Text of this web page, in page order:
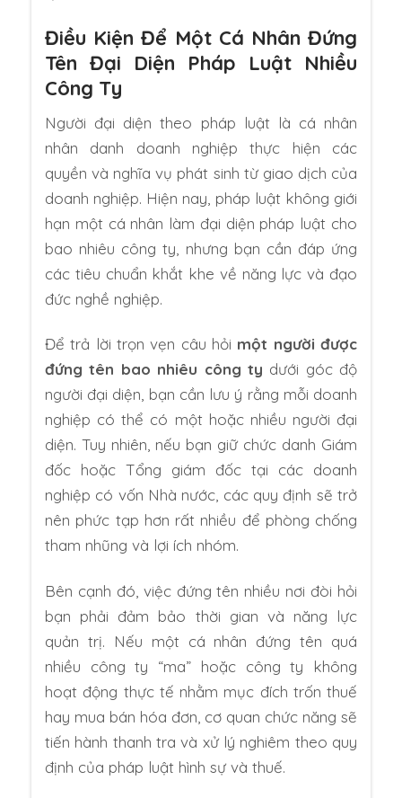
Điều Kiện Để Một Cá Nhân Đứng
Tên Đại Diện Pháp Luật Nhiều
Công Ty
Người đại diện theo pháp luật là cá nhân
nhân danh doanh nghiệp thực hiện các
quyền và nghĩa vụ phát sinh từ giao dịch của
doanh nghiệp. Hiện nay, pháp luật không giới
hạn một cá nhân làm đại diện pháp luật cho
bao nhiêu công ty, nhưng bạn cần đáp ứng
các tiêu chuẩn khắt khe về năng lực và đạo
đức nghề nghiệp.
Để trả lời trọn vẹn câu hỏi một người được
đứng tên bao nhiêu công ty dưới góc độ
người đại diện, bạn cần lưu ý rằng mỗi doanh
nghiệp có thể có một hoặc nhiều người đại
diện. Tuy nhiên, nếu bạn giữ chức danh Giám
đốc hoặc Tổng giám đốc tại các doanh
nghiệp có vốn Nhà nước, các quy định sẽ trở
nên phức tạp hơn rất nhiều để phòng chống
tham nhũng và lợi ích nhóm.
Bên cạnh đó, việc đứng tên nhiều nơi đòi hỏi
bạn phải đảm bảo thời gian và năng lực
quản trị. Nếu một cá nhân đứng tên quá
nhiều công ty “ma” hoặc công ty không
hoạt động thực tế nhằm mục đích trốn thuế
hay mua bán hóa đơn, cơ quan chức năng sẽ
tiến hành thanh tra và xử lý nghiêm theo quy
định của pháp luật hình sự và thuế.